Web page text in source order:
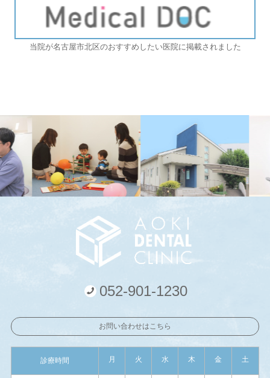
当院が名古屋市北区のおすすめしたい医院に掲載されました
052-901-1230
お問い合わせはこちら
診療時間 月 火 水 木 金 土